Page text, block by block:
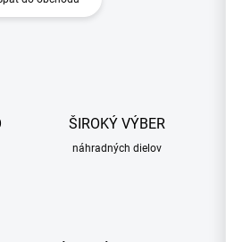
ŠIROKÝ VÝBER
náhradných dielov